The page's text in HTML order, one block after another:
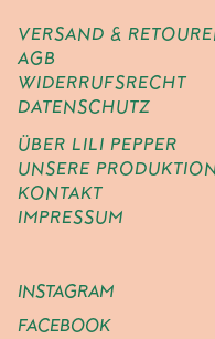
VERSAND &
AGB
WIDERRUFSRECHT
DATENSCHUTZ
ÜBER LILI PEPPER
UNSERE
KONTAKT
IMPRESSUM
INSTAGRAM
FACEBOOK